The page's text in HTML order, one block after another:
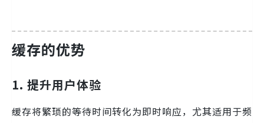
缓存的优势
1. 提升用户体验
缓存将繁琐的等待时间转化为即时响应，尤其适用于频